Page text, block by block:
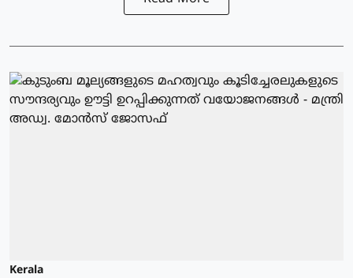
Kerala